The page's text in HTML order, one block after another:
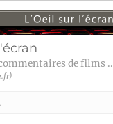
de films